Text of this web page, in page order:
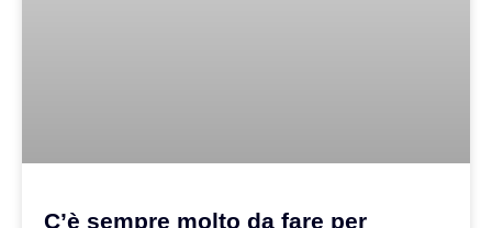
C’è sempre molto da fare per